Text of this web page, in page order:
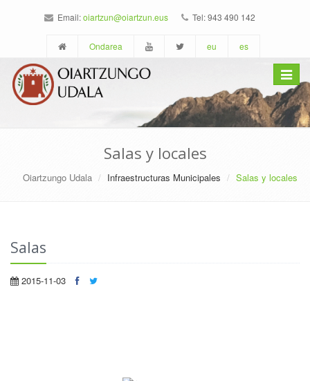
Email:oiartzun@oiartzun.eus Tel: 943 490 142
Ondarea eu es
Toggle
Salas y locales
Oiartzungo Udala Infraestructuras Municipales Salas y locales
Salas
2015-11-03